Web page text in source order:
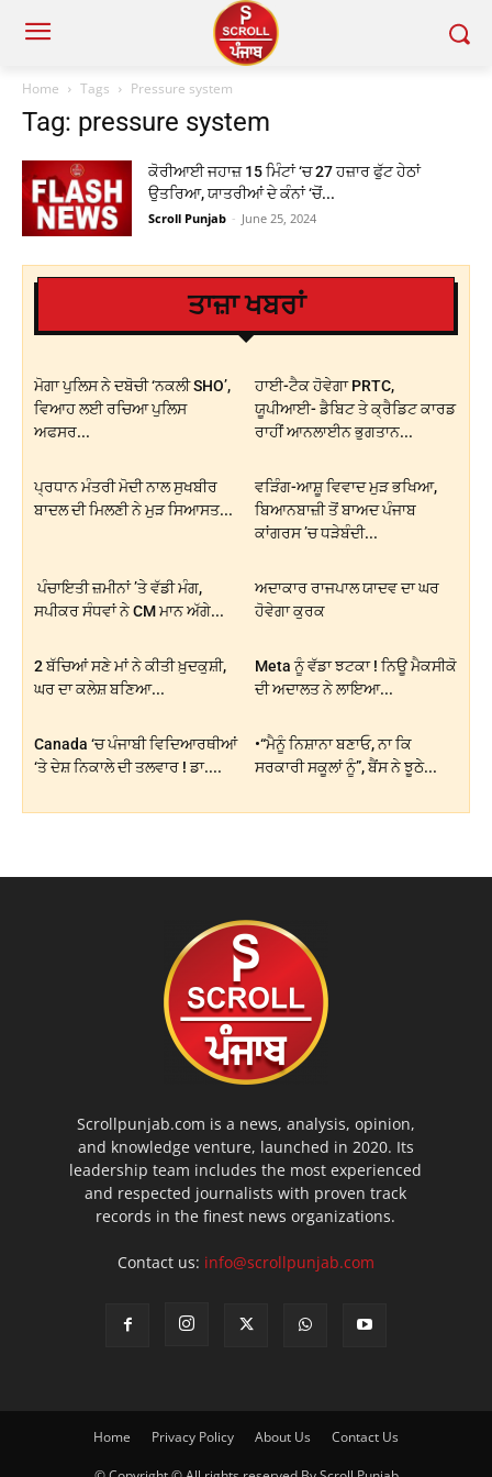
Home Tags Pressure system
Tag: pressure system
ਕੋਰੀਆਈ ਜਹਾਜ਼ 15 ਮਿੰਟਾਂ ‘ਚ 27 ਹਜ਼ਾਰ ਫੁੱਟ ਹੇਠਾਂ
ਉਤਰਿਆ, ਯਾਤਰੀਆਂ ਦੇ ਕੰਨਾਂ ‘ਚੋਂ...
Scroll Punjab - June 25, 2024
ਤਾਜ਼ਾ ਖਬਰਾਂ
ਮੋਗਾ ਪੁਲਿਸ ਨੇ ਦਬੋਚੀ ‘ਨਕਲੀ SHO’,
ਵਿਆਹ ਲਈ ਰਚਿਆ ਪੁਲਿਸ
ਅਫਸਰ...
ਹਾਈ-ਟੈਕ ਹੋਵੇਗਾ PRTC,
ਯੂਪੀਆਈ- ਡੈਬਿਟ ਤੇ ਕ੍ਰੈਡਿਟ ਕਾਰਡ
ਰਾਹੀਂ ਆਨਲਾਈਨ ਭੁਗਤਾਨ...
ਪ੍ਰਧਾਨ ਮੰਤਰੀ ਮੋਦੀ ਨਾਲ ਸੁਖਬੀਰ
ਬਾਦਲ ਦੀ ਮਿਲਣੀ ਨੇ ਮੁੜ ਸਿਆਸਤ...
ਵੜਿੰਗ-ਆਸ਼ੂ ਵਿਵਾਦ ਮੁੜ ਭਖਿਆ,
ਬਿਆਨਬਾਜ਼ੀ ਤੋਂ ਬਾਅਦ ਪੰਜਾਬ
ਕਾਂਗਰਸ ’ਚ ਧੜੇਬੰਦੀ...
ਪੰਚਾਇਤੀ ਜ਼ਮੀਨਾਂ ’ਤੇ ਵੱਡੀ ਮੰਗ,
ਸਪੀਕਰ ਸੰਧਵਾਂ ਨੇ CM ਮਾਨ ਅੱਗੇ...
ਅਦਾਕਾਰ ਰਾਜਪਾਲ ਯਾਦਵ ਦਾ ਘਰ
ਹੋਵੇਗਾ ਕੁਰਕ
2 ਬੱਚਿਆਂ ਸਣੇ ਮਾਂ ਨੇ ਕੀਤੀ ਖ਼ੁਦਕੁਸ਼ੀ,
ਘਰ ਦਾ ਕਲੇਸ਼ ਬਣਿਆ...
Meta ਨੂੰ ਵੱਡਾ ਝਟਕਾ ! ਨਿਊ ਮੈਕਸੀਕੋ
ਦੀ ਅਦਾਲਤ ਨੇ ਲਾਇਆ...
Canada ‘ਚ ਪੰਜਾਬੀ ਵਿਦਿਆਰਥੀਆਂ
‘ਤੇ ਦੇਸ਼ ਨਿਕਾਲੇ ਦੀ ਤਲਵਾਰ ! ਡਾ....
•“ਮੈਨੂੰ ਨਿਸ਼ਾਨਾ ਬਣਾਓ, ਨਾ ਕਿ
ਸਰਕਾਰੀ ਸਕੂਲਾਂ ਨੂੰ”, ਬੈਂਸ ਨੇ ਝੂਠੇ...
Scrollpunjab.com is a news, analysis, opinion,
and knowledge venture, launched in 2020. Its
leadership team includes the most experienced
and respected journalists with proven track
records in the finest news organizations.
Contact us: info@scrollpunjab.com
Home Privacy Policy About Us Contact Us